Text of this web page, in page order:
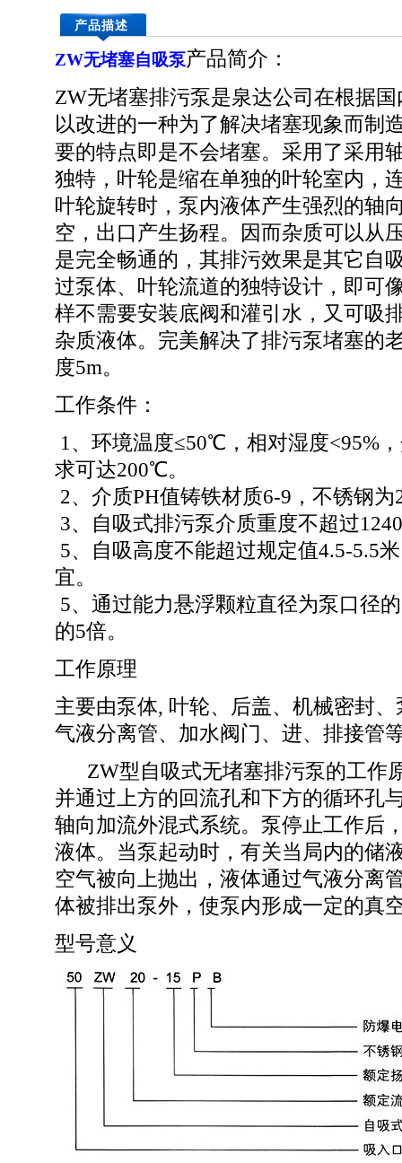
产品描述
ZW无堵塞自吸泵产品简介：
ZW无堵塞排污泵是泉达公司在根据
以改进的一种为了解决堵塞现象而制
要的特点即是不会堵塞。采用了采用
独特，叶轮是缩在单独的叶轮室内，
叶轮旋转时，泵内液体产生强烈的轴
空，出口产生扬程。因而杂质可以从
是完全畅通的，其排污效果是其它自
过泵体、叶轮流道的独特设计，即可
样不需要安装底阀和灌引水，又可吸
杂质液体。完美解决了排污泵堵塞的
度5m。
工作条件：
1、环境温度≤50℃，相对湿度<95%
求可达200℃。
2、介质PH值铸铁材质6-9，不锈钢为
3、自吸式排污泵介质重度不超过
5、自吸高度不能超过规定值4.5-5.5
宜。
5、通过能力悬浮颗粒直径为泵口径
的5倍。
工作原理
主要由泵体, 叶轮、后盖、机械密封
气液分离管、加水阀门、进、排接管
ZW型自吸式无堵塞排污泵的工作
并通过上方的回流孔和下方的循环孔
轴向加流外混式系统。泵停止工作后
液体。当泵起动时，有关当局内的储
空气被向上抛出，液体通过气液分离
体被排出泵外，使泵内形成一定的真
型号意义